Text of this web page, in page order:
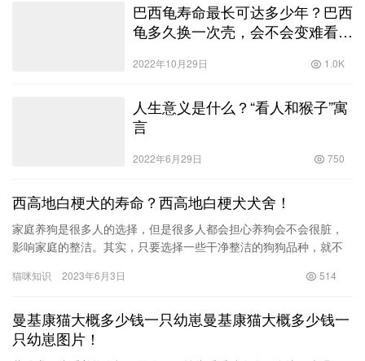
巴西龟寿命最长可达多少年？巴西
龟多久换一次壳，会不会变难看
2022年10月29日 1.0K
人生意义是什么？“看人和猴子”寓
言
2022年6月29日 750
西高地白梗犬的寿命？西高地白梗犬犬舍！
家庭养狗是很多人的选择，但是很多人都会担心养狗会不会很脏，
影响家庭的整洁。其实，只要选择一些干净整洁的狗狗品种，就不
绍几种…
猫咪知识 2023年6月3日 514
曼基康猫大概多少钱一只幼崽曼基康猫大概多少钱一
只幼崽图片！